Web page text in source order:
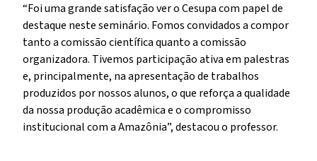
“Foi uma grande satisfação ver o Cesupa com papel de
destaque neste seminário. Fomos convidados a compor
tanto a comissão científica quanto a comissão
organizadora. Tivemos participação ativa em palestras
e, principalmente, na apresentação de trabalhos
produzidos por nossos alunos, o que reforça a qualidade
da nossa produção acadêmica e o compromisso
institucional com a Amazônia”, destacou o professor.